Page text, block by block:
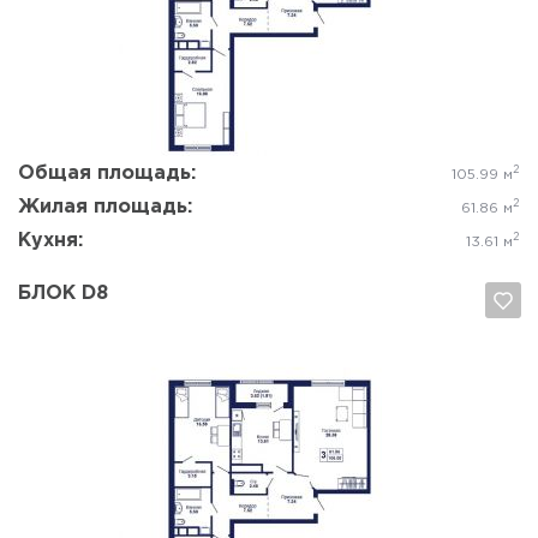
Общая площадь: 105.99 м 2
Жилая площадь: 61.86 м 2
Кухня: 13.61 м 2
Да, удалить Отмена
БЛОК D8
Да, удалить Отмена